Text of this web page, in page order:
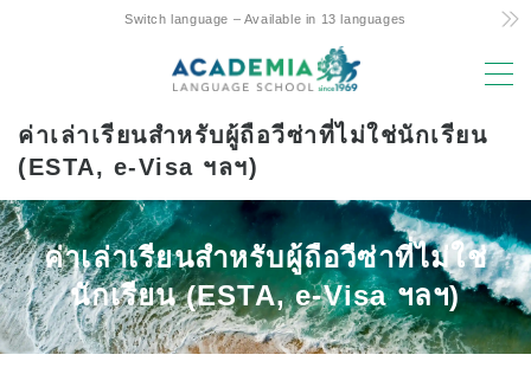
Switch language – Available in 13 languages
เหตุผลในการเลือก
ราคาถูก! ความมุ่งมั่นและความลับ
หลักสูตรสัปดาห์ 4 วันเพียงแห่งเดียวของฮาวาย
การสนับสนุนที่เป็นมิตรต่อการศึกษาระหว่างผู้
ปกครองและเด็กในต่างประเทศ
ทำเลทองและสิ่งอำนวยความสะดวก
ค่าเล่าเรียนสำหรับผู้ถือวีซ่าที่ไม่ใช่นักเรียน
(ESTA, e-Visa ฯลฯ)
ค่าเล่าเรียนสำหรับผู้ถือวีซ่าที่ไม่ใช่
นักเรียน (ESTA, e-Visa ฯลฯ)